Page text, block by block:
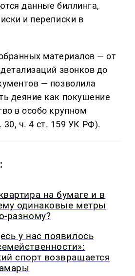
данные биллинга,
и переписки в
материалов — от
звонков до
— позволила
деяние как покушение
в особо крупном
30, ч. 4 ст. 159 УК РФ).
на бумаге и в
одинаковые метры
разному?
у нас появилось
спорт возвращается